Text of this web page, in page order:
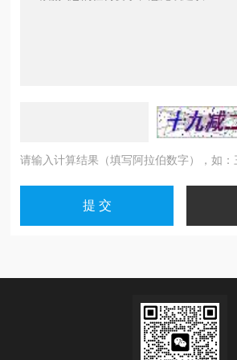
请输入计算结果（填写阿拉伯数字），如：